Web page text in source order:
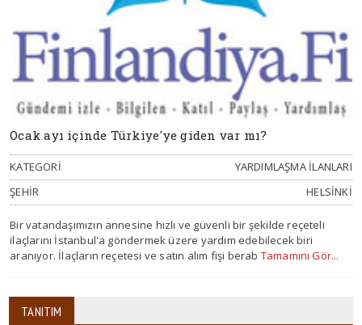
Ocak ayı içinde Türkiye'ye giden var mı?
KATEGORI
YARDIMLAŞMA ILANLARI
ŞEHIR
HELSINKI
Bir vatandaşımızın annesine hızlı ve güvenli bir şekilde reçeteli
ilaçlarını İstanbul'a göndermek üzere yardım edebilecek biri
aranıyor. İlaçların reçetesi ve satın alım fişi berab Tamamını Gör...
TANITIM